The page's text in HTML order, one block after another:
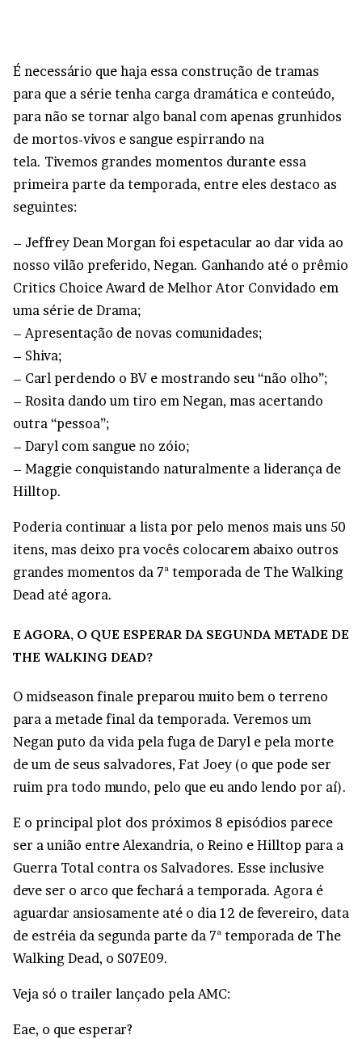
É necessário que haja essa construção de tramas
para que a série tenha carga dramática e conteúdo,
para não se tornar algo banal com apenas grunhidos
de mortos-vivos e sangue espirrando na
tela. Tivemos grandes momentos durante essa
primeira parte da temporada, entre eles destaco as
seguintes:
– Jeffrey Dean Morgan foi espetacular ao dar vida ao
nosso vilão preferido, Negan. Ganhando até o prêmio
Critics Choice Award de Melhor Ator Convidado em
uma série de Drama;
– Apresentação de novas comunidades;
– Shiva;
– Carl perdendo o BV e mostrando seu “não olho”;
– Rosita dando um tiro em Negan, mas acertando
outra “pessoa”;
– Daryl com sangue no zóio;
– Maggie conquistando naturalmente a liderança de
Hilltop.
Poderia continuar a lista por pelo menos mais uns 50
itens, mas deixo pra vocês colocarem abaixo outros
grandes momentos da 7ª temporada de The Walking
Dead até agora.
E AGORA, O QUE ESPERAR DA SEGUNDA METADE DE
THE WALKING DEAD?
O midseason finale preparou muito bem o terreno
para a metade final da temporada. Veremos um
Negan puto da vida pela fuga de Daryl e pela morte
de um de seus salvadores, Fat Joey (o que pode ser
ruim pra todo mundo, pelo que eu ando lendo por aí).
E o principal plot dos próximos 8 episódios parece
ser a união entre Alexandria, o Reino e Hilltop para a
Guerra Total contra os Salvadores. Esse inclusive
deve ser o arco que fechará a temporada. Agora é
aguardar ansiosamente até o dia 12 de fevereiro, data
de estréia da segunda parte da 7ª temporada de The
Walking Dead, o S07E09.
Veja só o trailer lançado pela AMC:
Eae, o que esperar?